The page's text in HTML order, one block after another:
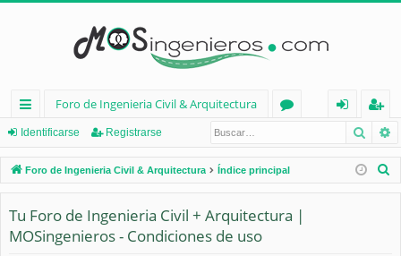
nl
ac
es
rá
pi
Foro de Ingenieria Civil & Arquitectura
os
nt
ifi
eg
ist
ra
Identificarse Registrarse
Foro de Ingenieria Civil & Arquitectura Índice principal
Tu Foro de Ingenieria Civil + Arquitectura |
MOSingenieros - Condiciones de uso